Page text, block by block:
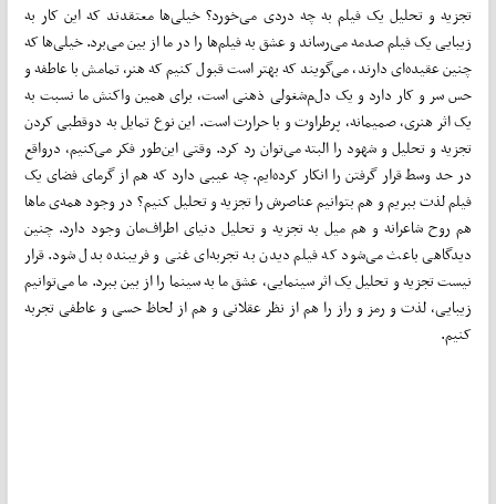
تجزیه و تحلیل یک فیلم به چه دردی می­‌خورد؟ خیلی­‌ها معتقدند که این کار به
زیبایی یک فیلم صدمه می‌رساند و عشق به فیلم­‌ها را در ما از بین می‌­برد. خیلی­‌ها که
چنین عقیده­‌ای دارند، می‌­گویند که بهتر است قبول کنیم که هنر، تمامش با عاطفه و
حس سر و کار دارد و یک دل‌م‌شغولی ذهنی است، برای همین واکنش ما نسبت به
یک اثر هنری، صمیمانه، پرطراوت و با حرارت است. این نوع تمایل به دوقطبی کردن
تجزیه و تحلیل و شهود را البته می­‌توان رد کرد. وقتی این‌­طور فکر می­‌کنیم، درواقع
در حد وسط قرار گرفتن را انکار کرده‌­ایم. چه عیبی دارد که هم از گرمای فضای یک
فیلم لذت ببریم و هم بتوانیم عناصرش را تجزیه و تحلیل کنیم؟ در وجود همه‌ی ماها
هم روح شاعرانه و هم میل به تجزیه و تحلیل دنیای اطراف‌مان وجود دارد. چنین
دیدگاهی باعث می­‌شود که فیلم دیدن به تجربه‌­ای غنی و فریبنده بدل شود. قرار
نیست تجزیه و تحلیل یک اثر سینمایی، عشق ما به سینما را از بین ببرد. ما می‌­توانیم
زیبایی، لذت و رمز و راز را هم از نظر عقلانی و هم از لحاظ حسی و عاطفی تجربه
کنیم.